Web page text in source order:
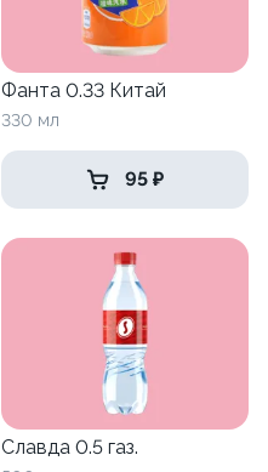
Фанта 0.33 Китай
330 мл
95 ₽
Славда 0.5 газ.